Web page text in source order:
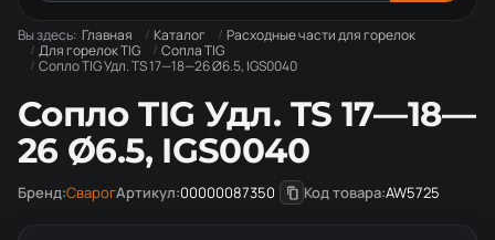
Вы здесь: Главная Каталог
Расходные части для горелок
Для горелок TIG
Сопла TIG
Сопло TIG Удл. TS 17—18—26 Ø6.5, IGS0040
Сопло TIG Удл. TS 17—18—
26 Ø6.5, IGS0040
Бренд:СварогАртикул:00000087350 Код товара:AW5725